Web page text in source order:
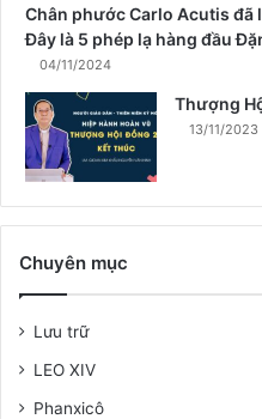
Chân phước Carlo Acutis đã
Đây là 5 phép lạ hàng đầu
04/11/2024
Thượng
13/11/2023
Chuyên mục
Lưu trữ
LEO XIV
Phanxicô